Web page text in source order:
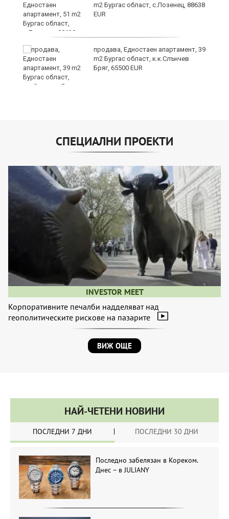
m2 Бургас област, с.Лозенец, 88638
EUR
продава, Едностаен апартамент, 39
m2 Бургас област, к.к.Слънчев
Бряг, 65500 EUR
СПЕЦИАЛНИ ПРОЕКТИ
INVESTOR MEET
Корпоративните печалби надделяват над
геополитическите рискове на пазарите
ВИЖ ОЩЕ
НАЙ-ЧЕТЕНИ НОВИНИ
ПОСЛЕДНИ 7 ДНИ ПОСЛЕДНИ 30 ДНИ
Последно забелязан в Кореком.
Днес – в JULIANY